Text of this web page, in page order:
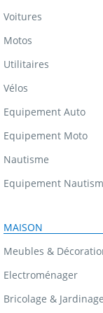
Voitures
Motos
Utilitaires
Vélos
Equipement Auto
Equipement Moto
Nautisme
Equipement
MAISON
Meubles &
Electroménager
Bricolage & Jardinage